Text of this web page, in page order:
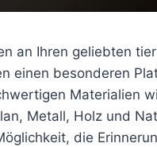
an Ihren geliebten
einen besonderen
Materialien
Metall, Holz und
die